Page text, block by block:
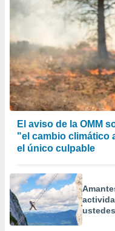
El aviso de la OMM
"el cambio climático
el único culpable
ustedes